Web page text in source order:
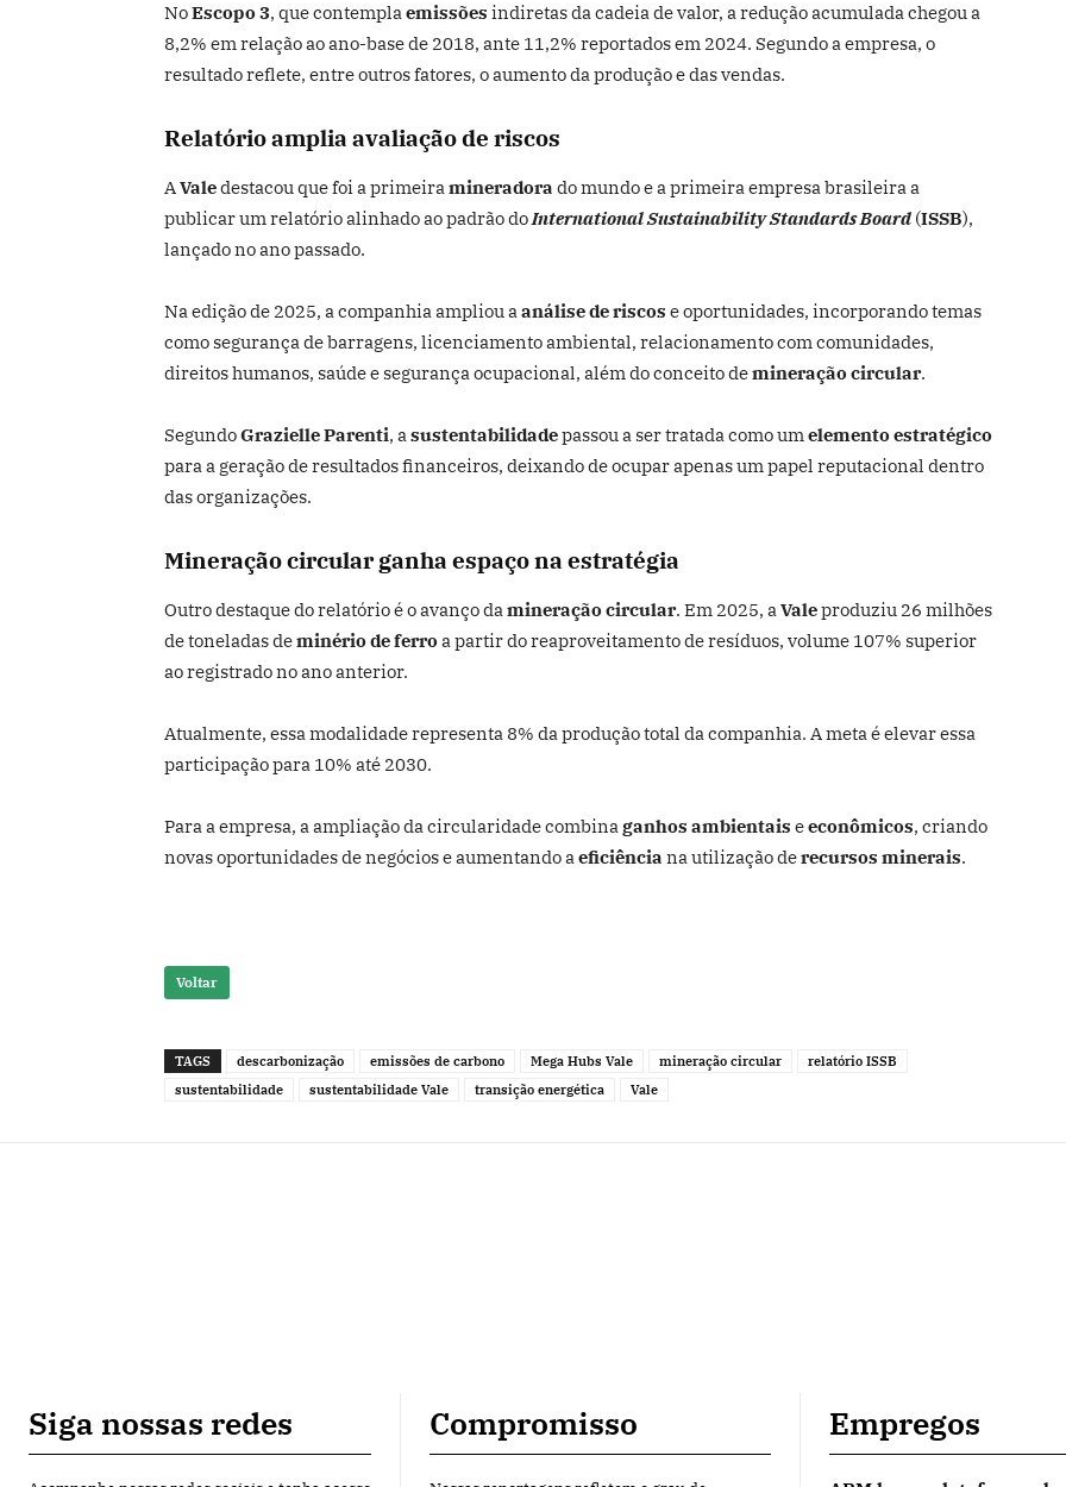
NoEscopo 3, que contemplaemissões indiretas da cadeia de valor, a redução acumulada chegou a
8,2% em relação ao ano-base de 2018, ante 11,2% reportados em 2024. Segundo a empresa, o
resultado reflete, entre outros fatores, o aumento da produção e das vendas.
Relatório amplia avaliação de riscos
AValedestacou que foi a primeiramineradora do mundo e a primeira empresa brasileira a
publicar um relatório alinhado ao padrão doInternational Sustainability Standards Board (ISSB),
lançado no ano passado.
Na edição de 2025, a companhia ampliou aanálise de riscos e oportunidades, incorporando temas
como segurança de barragens, licenciamento ambiental, relacionamento com comunidades,
direitos humanos, saúde e segurança ocupacional, além do conceito demineração circular.
SegundoGrazielle Parenti, asustentabilidadepassou a ser tratada como umelemento estratégico
para a geração de resultados financeiros, deixando de ocupar apenas um papel reputacional dentro
das organizações.
Mineração circular ganha espaço na estratégia
Outro destaque do relatório é o avanço damineração circular. Em 2025, aValeproduziu 26 milhões
de toneladas deminério de ferroa partir do reaproveitamento de resíduos, volume 107% superior
ao registrado no ano anterior.
Atualmente, essa modalidade representa 8% da produção total da companhia. A meta é elevar essa
participação para 10% até 2030.
Para a empresa, a ampliação da circularidade combinaganhos ambientais eeconômicos, criando
novas oportunidades de negócios e aumentando aeficiência na utilização derecursos minerais.
Voltar
TAGS descarbonização emissões de carbono Mega Hubs Vale mineração circular
relatório ISSB
sustentabilidade
sustentabilidade Vale transição energética Vale
Siga nossas redes Compromisso Empregos